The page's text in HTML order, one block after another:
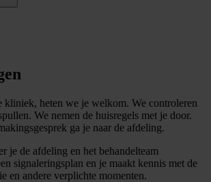
kliniek, heten we je welkom. We controleren
We nemen de huisregels met je door.
ga je naar de afdeling.
je de afdeling en het behandelteam
signaleringsplan en je maakt kennis met de
en andere verplichte momenten.